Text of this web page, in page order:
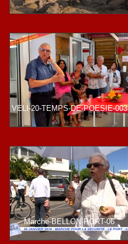
VELI-20-TEMPS-DE-POESIE-003
Marche-BELLON-PORT-06